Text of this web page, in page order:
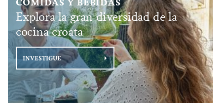
COMIDAS Y BEBIDAS
Explora la gran diversidad de la
cocina croata
INVESTIGUE